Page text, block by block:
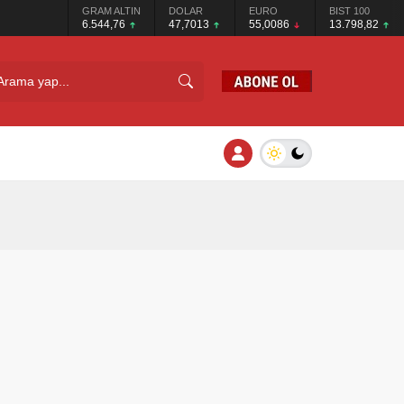
GRAM ALTIN
6.544,76
DOLAR
47,7013
EURO
55,0086
BIST 100
13.798,82